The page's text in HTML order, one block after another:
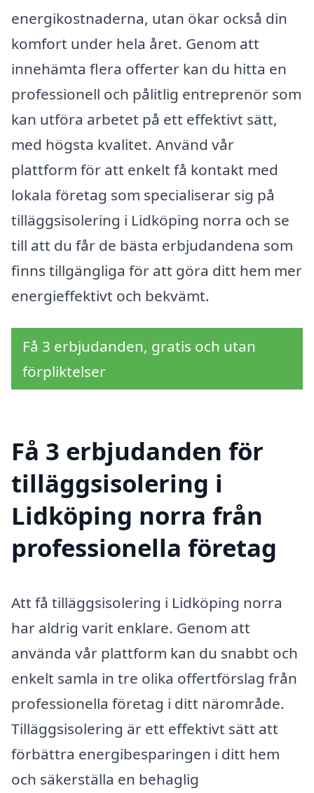
energikostnaderna, utan ökar också din
komfort under hela året. Genom att
innehämta flera offerter kan du hitta en
professionell och pålitlig entreprenör som
kan utföra arbetet på ett effektivt sätt,
med högsta kvalitet. Använd vår
plattform för att enkelt få kontakt med
lokala företag som specialiserar sig på
tilläggsisolering i Lidköping norra och se
till att du får de bästa erbjudandena som
finns tillgängliga för att göra ditt hem mer
energieffektivt och bekvämt.
Få 3 erbjudanden, gratis och utan
förpliktelser
Få 3 erbjudanden för
tilläggsisolering i
Lidköping norra från
professionella företag
Att få tilläggsisolering i Lidköping norra
har aldrig varit enklare. Genom att
använda vår plattform kan du snabbt och
enkelt samla in tre olika offertförslag från
professionella företag i ditt närområde.
Tilläggsisolering är ett effektivt sätt att
förbättra energibesparingen i ditt hem
och säkerställa en behaglig